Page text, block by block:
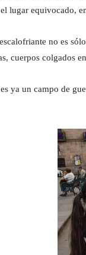
lugar equivocado,
no es
cuerpos colgados
es ya un campo de